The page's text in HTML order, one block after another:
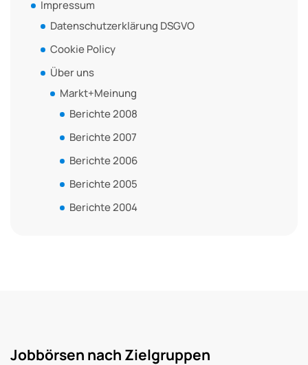
Impressum
Datenschutzerklärung DSGVO
Cookie Policy
Über uns
Markt+Meinung
Berichte 2008
Berichte 2007
Berichte 2006
Berichte 2005
Berichte 2004
Jobbörsen nach Zielgruppen